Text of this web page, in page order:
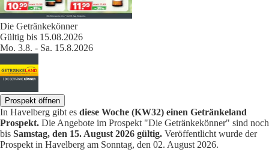
Die Getränkekönner
Gültig bis 15.08.2026
Mo. 3.8. - Sa. 15.8.2026
Prospekt öffnen
In Havelberg gibt es diese Woche (KW32) einen Getränkeland
Prospekt. Die Angebote im Prospekt "Die Getränkekönner" sind noch
bis Samstag, den 15. August 2026 gültig. Veröffentlicht wurde der
Prospekt in Havelberg am Sonntag, den 02. August 2026.